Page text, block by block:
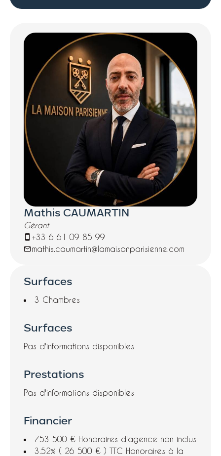
baigné de lumière, prolongé par un grand
balcon de 20 m², parfait pour vos moments
de détente en extérieur. L'espace nuit se
compose de trois chambres, dont une
superbe suite parentale avec salle d'eau
privative, assurant confort et intimité. La
cuisine indépendante s'intègre parfaitement à
l'ambiance raffinée du bien, et la salle de
bains principale est équipée d'une baignoire,
d'une double vasque, ainsi que de WC
séparés. Les prestations sont de très haute
qualité : parquet, double vitrage, isolation
intérieure soignée avec des matériaux haut
de gamme. Situation idéale : à 2 minutes à
pied du métro Télégraphe, dans une rue
calme à proximité immédiate des commerces
et de toutes les commodités. Un véritable
coup de coeur à visiter sans tarder.
Contactez-nous dès maintenant pour
Mathis CAUMARTIN
Gérant
+33 6 61 09 85 99
mathis.caumartin@lamaisonparisienne.com
Surfaces
3 Chambres
Surfaces
Pas d'informations disponibles
Prestations
Pas d'informations disponibles
Financier
753 500 € Honoraires d'agence non inclus
3.52% ( 26 500 € ) TTC Honoraires à la